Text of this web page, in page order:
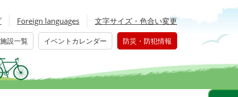
Foreign languages 文字サイズ・色合い変更
設一覧 イベントカレンダー 防災・防犯情報